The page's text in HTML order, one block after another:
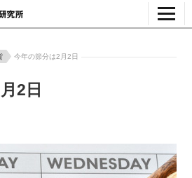
今年の節分は2月2日
2日